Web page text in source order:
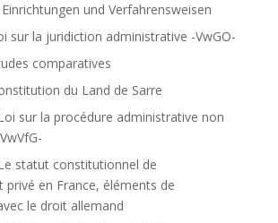
und Verfahrensweisen
sur la juridiction administrative -VwGO-
comparatives
du Land de Sarre
Loi sur la procédure administrative non
Le statut constitutionnel de
privé en France, éléments de
le droit allemand